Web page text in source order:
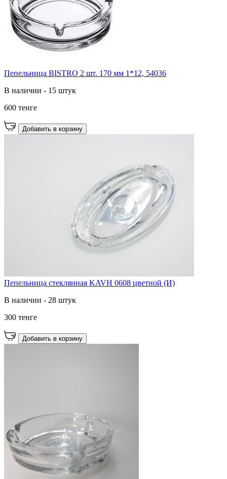
Пепельница BISTRO 2 шт. 170 мм 1*12, 54036
В наличии - 15 штук
600 тенге
Добавить в корзину
Пепельница стеклянная KAVH 0608 цветной (И)
В наличии - 28 штук
300 тенге
Добавить в корзину